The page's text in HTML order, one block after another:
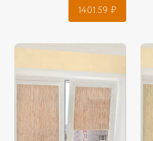
1401.59 ₽